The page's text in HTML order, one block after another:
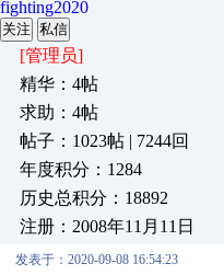
fighting2020
关注 私信
[管理员]
精华：4帖
求助：4帖
帖子：1023帖 | 7244回
年度积分：1284
历史总积分：18892
注册：2008年11月11日
发表于：2020-09-08 16:54:23